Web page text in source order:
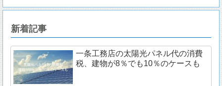
新着記事
一条工務店の太陽光パネル代の消費
税、建物が8％でも10％のケースも